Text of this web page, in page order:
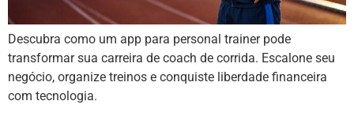
Descubra como um app para personal trainer pode
transformar sua carreira de coach de corrida. Escalone seu
negócio, organize treinos e conquiste liberdade financeira
com tecnologia.